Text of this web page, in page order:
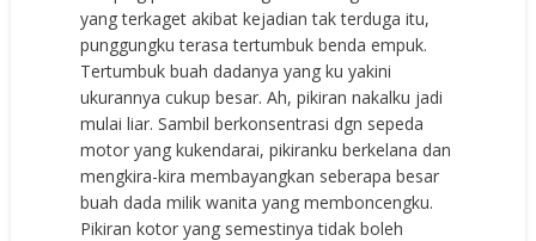
yang terkaget akibat kejadian tak terduga itu,
punggungku terasa tertumbuk benda empuk.
Tertumbuk buah dadanya yang ku yakini
ukurannya cukup besar. Ah, pikiran nakalku jadi
mulai liar. Sambil berkonsentrasi dgn sepeda
motor yang kukendarai, pikiranku berkelana dan
mengkira-kira membayangkan seberapa besar
buah dada milik wanita yang memboncengku.
Pikiran kotor yang semestinya tidak boleh